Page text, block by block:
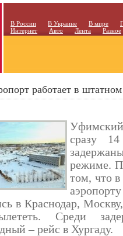
В России В Украине В мире
Интернет
Авто Лента Разное
работает в
сразу
режиме.
том, что
в Краснодар,
Среди
– рейс в Хургаду.